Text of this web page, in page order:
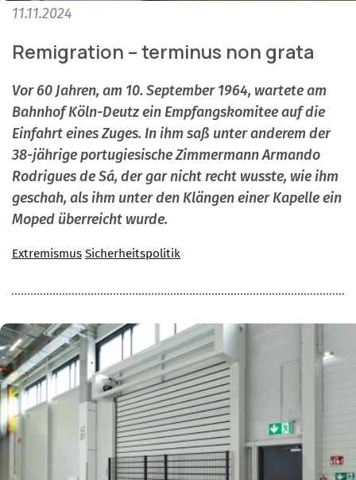
11.11.2024
Remigration – terminus non grata
Vor 60 Jahren, am 10. September 1964, wartete am
Bahnhof Köln-Deutz ein Empfangskomitee auf die
Einfahrt eines Zuges. In ihm saß unter anderem der
38-jährige portugiesische Zimmermann Armando
Rodrigues de Sá, der gar nicht recht wusste, wie ihm
geschah, als ihm unter den Klängen einer Kapelle ein
Moped überreicht wurde.
Extremismus Sicherheitspolitik